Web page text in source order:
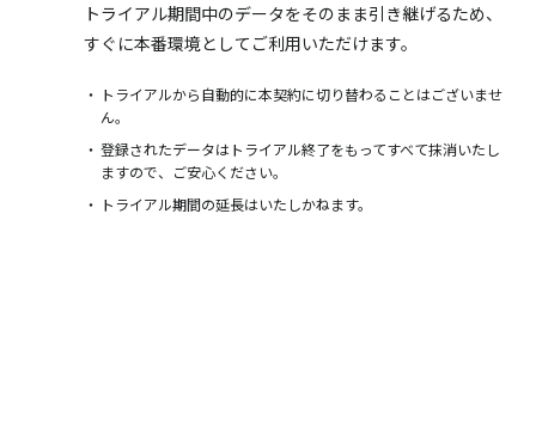
トライアル期間中のデータをそのまま引き継げるため、
すぐに本番環境としてご利用いただけます。
トライアルから自動的に本契約に切り替わることはございませ
ん。
登録されたデータはトライアル終了をもってすべて抹消いたし
ますので、ご安心ください。
トライアル期間の延長はいたしかねます。